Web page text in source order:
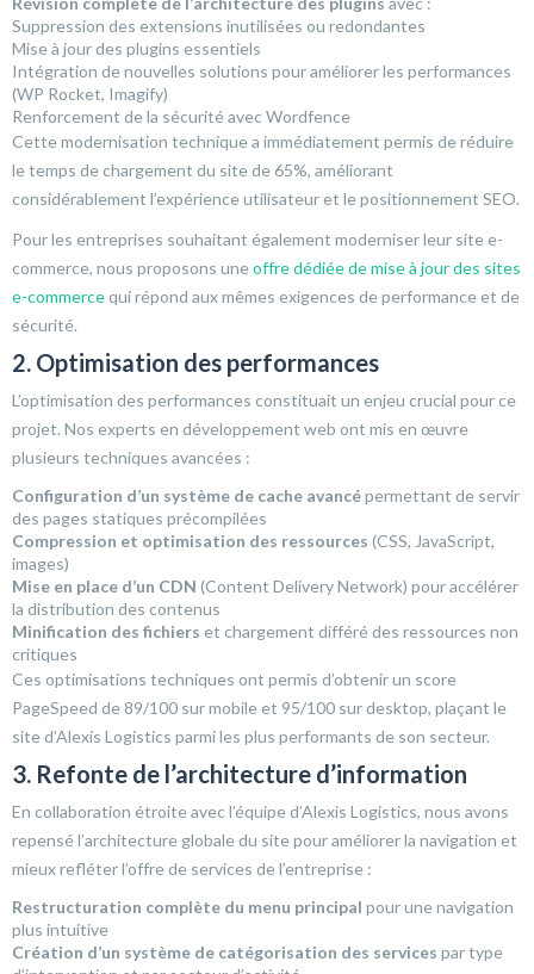
Suppression des extensions inutilisées ou redondantes
Mise à jour des plugins essentiels
Intégration de nouvelles solutions pour améliorer les performances
(WP Rocket, Imagify)
Renforcement de la sécurité avec Wordfence
Cette modernisation technique a immédiatement permis de réduire
le temps de chargement du site de 65%, améliorant
considérablement l’expérience utilisateur et le positionnement SEO.
Pour les entreprises souhaitant également moderniser leur site e-
commerce, nous proposons uneoffre dédiée de mise à jour des sites
e-commercequi répond aux mêmes exigences de performance et de
sécurité.
2. Optimisation des performances
L’optimisation des performances constituait un enjeu crucial pour ce
projet. Nos experts en développement web ont mis en œuvre
plusieurs techniques avancées :
Configuration d’un système de cache avancépermettant de servir
des pages statiques précompilées
Compression et optimisation des ressources (CSS, JavaScript,
images)
Mise en place d’un CDN (Content Delivery Network) pour accélérer
la distribution des contenus
Minification des fichiers et chargement différé des ressources non
critiques
Ces optimisations techniques ont permis d’obtenir un score
PageSpeed de 89/100 sur mobile et 95/100 sur desktop, plaçant le
site d’Alexis Logistics parmi les plus performants de son secteur.
3. Refonte de l’architecture d’information
En collaboration étroite avec l’équipe d’Alexis Logistics, nous avons
repensé l’architecture globale du site pour améliorer la navigation et
mieux refléter l’offre de services de l’entreprise :
Restructuration complète du menu principal pour une navigation
plus intuitive
Création d’un système de catégorisation des services par type